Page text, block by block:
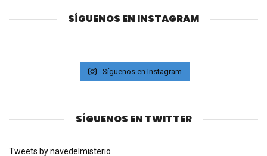
SÍGUENOS EN INSTAGRAM
Síguenos en Instagram
SÍGUENOS EN TWITTER
Tweets by navedelmisterio